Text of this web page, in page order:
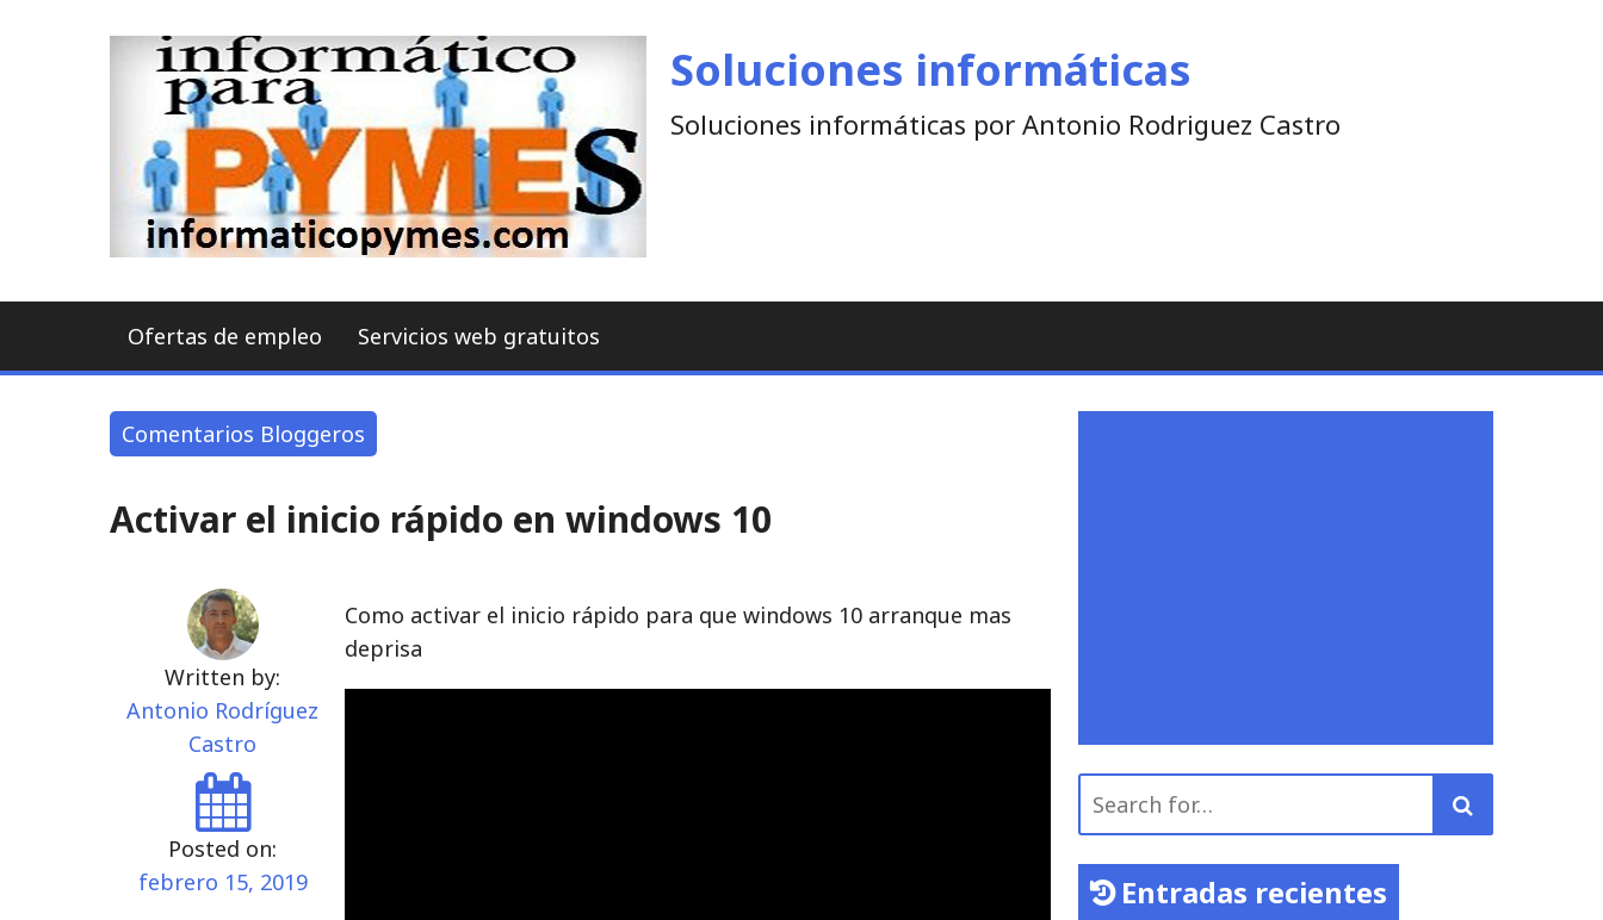
Soluciones informáticas
Soluciones informáticas por Antonio Rodriguez Castro
Ofertas de empleo Servicios web gratuitos
Comentarios Bloggeros
Activar el inicio rápido en windows 10
Written by:
Antonio Rodríguez
Castro
Posted on:
febrero 15, 2019
Como activar el inicio rápido para que windows 10 arranque mas
deprisa
for:
Entradas recientes